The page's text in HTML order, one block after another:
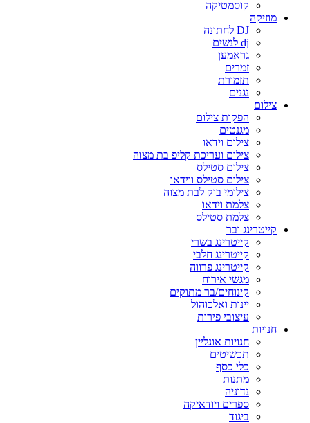
קוסמטיקה
מוזיקה
DJ לחתונה
dj לנשים
גראמען
זמרים
תזמורת
נגנים
צילום
הפקות צילום
מגנטים
צילום וידאו
צילום ועריכת קליפ בת מצוה
צילום סטילס
צילום סטילס ווידאו
צילומי בוק לבת מצוה
צלמת וידאו
צלמת סטילס
קייטרינג ובר
קייטרינג בשרי
קייטרינג חלבי
קייטרינג פרווה
מגשי אירוח
קינוחים/בר מתוקים
יינות ואלכוהול
עיצובי פירות
חנויות
חנויות אונליין
תכשיטים
כלי כסף
מתנות
נדוניה
ספרים ויודאיקה
ביגוד